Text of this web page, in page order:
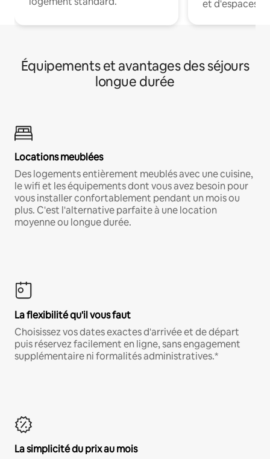
et d'espaces
Équipements et avantages des séjours
longue durée
Locations meublées
Des logements entièrement meublés avec une cuisine,
le wifi et les équipements dont vous avez besoin pour
vous installer confortablement pendant un mois ou
plus. C'est l'alternative parfaite à une location
moyenne ou longue durée.
La flexibilité qu'il vous faut
Choisissez vos dates exactes d'arrivée et de départ
puis réservez facilement en ligne, sans engagement
supplémentaire ni formalités administratives.*
La simplicité du prix au mois